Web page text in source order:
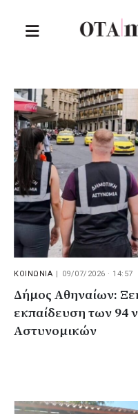
ΚΟΙΝΩΝΙΑ 09/07/2026 · 14:57
Δήμος Αθηναίων:
εκπαίδευση των 94
Αστυνομικών